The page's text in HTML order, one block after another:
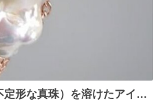
形な真珠）を溶けたアイス